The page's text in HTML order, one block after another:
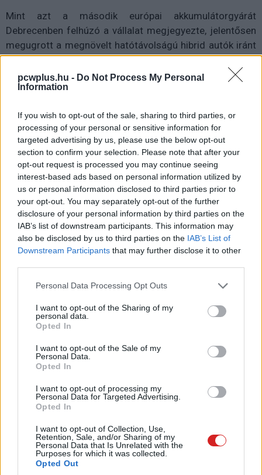
pcwplus.hu - Do Not Process My Personal
Information
If you wish to opt-out of the sale, sharing to third parties, or
processing of your personal or sensitive information for
targeted advertising by us, please use the below opt-out
section to confirm your selection. Please note that after your
opt-out request is processed you may continue seeing
interest-based ads based on personal information utilized by
us or personal information disclosed to third parties prior to
your opt-out. You may separately opt-out of the further
disclosure of your personal information by third parties on the
IAB’s list of downstream participants. This information may
also be disclosed by us to third parties on the IAB’s List of
Downstream Participants that may further disclose it to other
Please note that this website/app uses one or more Google
not limited to your visit or usage behaviour. You may click to
grant or deny consent to Google and its third-party tags to
use your data for below specified purposes in below Google
consent section.
Personal Data Processing Opt Outs
I want to opt-out of the Sharing of my
personal data.
Opted In
I want to opt-out of the Sale of my
Personal Data.
Opted In
I want to opt-out of processing my
Personal Data for Targeted Advertising.
Opted In
I want to opt-out of Collection, Use,
Retention, Sale, and/or Sharing of my
Personal Data that Is Unrelated with the
Purposes for which it was collected.
Opted Out
Mint azt a második európai akkumulátorgyárát
Debrecenben felhúzó a vállalat megjegyezte, jelentősen
megugrott a megnövelt hatótávolságú hibrid autók iránt
a kereslet az elmúlt hónapokban, ami figyelembe véve,
hogy olcsóbbak a benzines modelleknél, ugyanakkor
tovább bírják töltés nélkül, mint tisztán elektromos
hónapjában több mint kétszer annyi ment el ebből a
járműtípusból, mint egy évvel korábban, és ez idő alatt a
kínai gyártók tucatnyi új modellel bővítették a kínálatot.
Ezekre az igényekre reagálva szeretné a CATL elérhetővé
tenni a frissen bemutatott akkumulátorát nemcsak a
kínai, de más országok autógyártói számára is. A
FreFreevoy Super Hybrid vonzerejét növelheti, hogy
hidegben is megbízható teljesítményt nyújt a gyártó
állítása szerint.
Pulzusméréssel segíti a biztonságos mozgást az új
4 és egy 8 km-es egészségügyi tanösvény nyílt
Balatonalmádiban.
A Google Photos segít, hogy